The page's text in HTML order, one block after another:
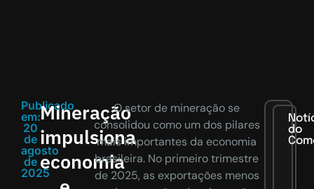
Publicado
em:
20
de
agosto
de
2025
Mineração
impulsiona
economia
O setor de mineração se
consolidou como um dos pilares
mais importantes da economia
brasileira. No primeiro trimestre
de 2025, as exportações menos
do